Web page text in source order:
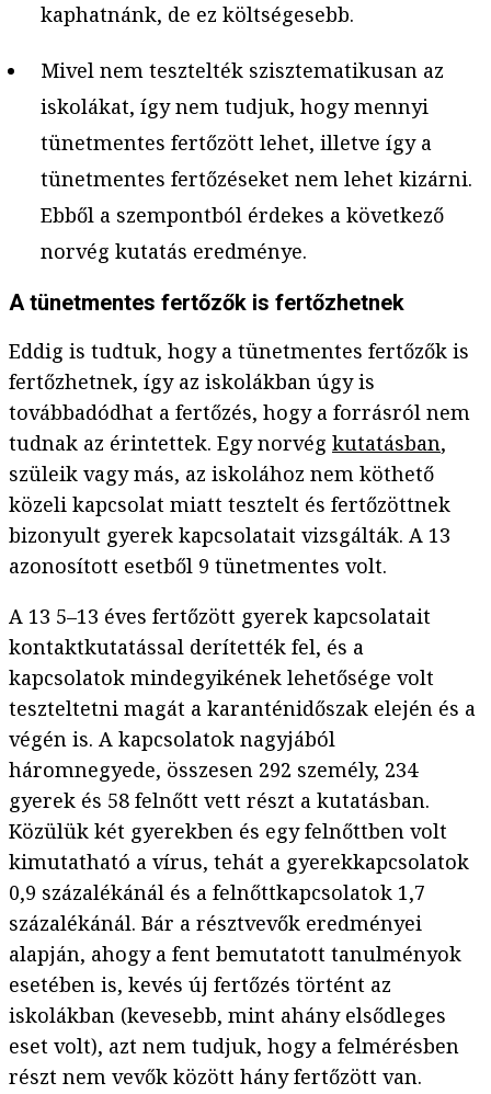
kaphatnánk, de ez költségesebb.
Mivel nem tesztelték szisztematikusan az
iskolákat, így nem tudjuk, hogy mennyi
tünetmentes fertőzött lehet, illetve így a
tünetmentes fertőzéseket nem lehet kizárni.
Ebből a szempontból érdekes a következő
norvég kutatás eredménye.
A tünetmentes fertőzők is fertőzhetnek
Eddig is tudtuk, hogy a tünetmentes fertőzők is
fertőzhetnek, így az iskolákban úgy is
továbbadódhat a fertőzés, hogy a forrásról nem
tudnak az érintettek. Egy norvég kutatásban,
szüleik vagy más, az iskolához nem köthető
közeli kapcsolat miatt tesztelt és fertőzöttnek
bizonyult gyerek kapcsolatait vizsgálták. A 13
azonosított esetből 9 tünetmentes volt.
A 13 5–13 éves fertőzött gyerek kapcsolatait
kontaktkutatással derítették fel, és a
kapcsolatok mindegyikének lehetősége volt
teszteltetni magát a karanténidőszak elején és a
végén is. A kapcsolatok nagyjából
háromnegyede, összesen 292 személy, 234
gyerek és 58 felnőtt vett részt a kutatásban.
Közülük két gyerekben és egy felnőttben volt
kimutatható a vírus, tehát a gyerekkapcsolatok
0,9 százalékánál és a felnőttkapcsolatok 1,7
százalékánál. Bár a résztvevők eredményei
alapján, ahogy a fent bemutatott tanulményok
esetében is, kevés új fertőzés történt az
iskolákban (kevesebb, mint ahány elsődleges
eset volt), azt nem tudjuk, hogy a felmérésben
részt nem vevők között hány fertőzött van.